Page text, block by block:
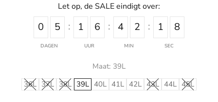
0 5
DAGEN
1 6
UUR
4 2
MIN
1 8
SEC
Let op, de SALE eindigt over:
Maat: 39L
36L 37L 38L 39L 40L 41L 42L 43L 44L 45L